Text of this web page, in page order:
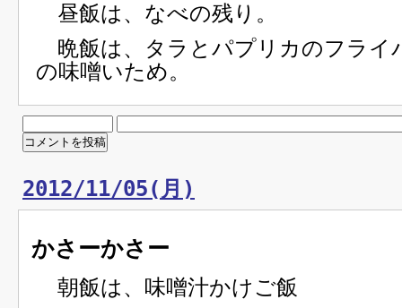
昼飯は、なべの残り。
晩飯は、タラとパプリカのフライ
の味噌いため。
2012/11/05(月)
かさーかさー
朝飯は、味噌汁かけご飯